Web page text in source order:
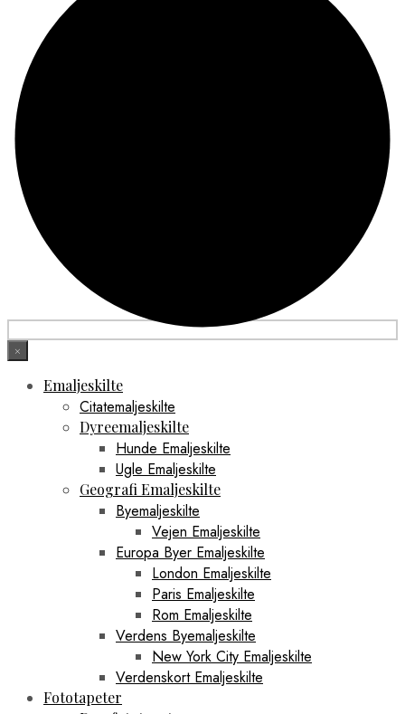
Italien Plakater
Verdens Byplakater
Beijing Plakater
Boston Plakater
Brasilia Plakater
Cairo Plakater
Chicago Plakater
Hong Kong Plakater
Houston Plakater
Los Angeles Plakater
Mexico City Plakater
Miami Plakater
New York City Plakater
Philadelphia Plakater
San Francisco Plakater
Santiago Plakater
Shanghai Plakater
Singapore Plakater
Sydney Plakater
Tokyo Plakater
Verdenskort Plakater
×
Emaljeskilte
Citatemaljeskilte
Dyreemaljeskilte
Hunde Emaljeskilte
Ugle Emaljeskilte
Geografi Emaljeskilte
Byemaljeskilte
Vejen Emaljeskilte
Europa Byer Emaljeskilte
London Emaljeskilte
Paris Emaljeskilte
Rom Emaljeskilte
Verdens Byemaljeskilte
New York City Emaljeskilte
Verdenskort Emaljeskilte
Fototapeter